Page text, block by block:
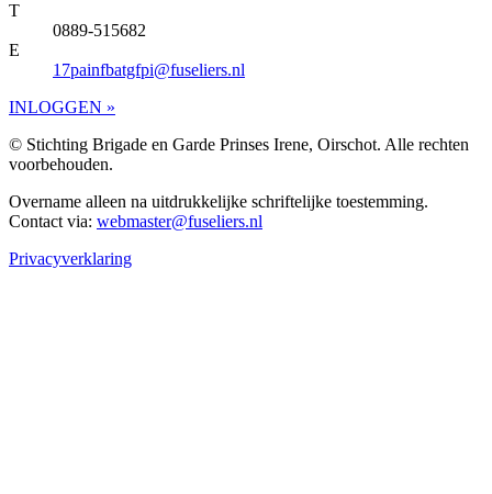
T
0889-515682
E
17painfbatgfpi@fuseliers.nl
INLOGGEN »
© Stichting Brigade en Garde Prinses Irene, Oirschot. Alle rechten
voorbehouden.
Overname alleen na uitdrukkelijke schriftelijke toestemming.
Contact via: webmaster@fuseliers.nl
Privacyverklaring